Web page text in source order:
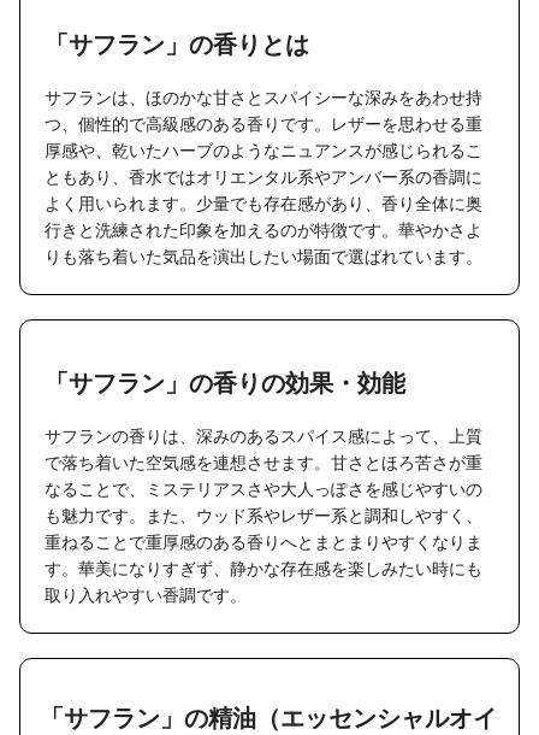
「サフラン」の香りとは
サフランは、ほのかな甘さとスパイシーな深みをあわせ持
つ、個性的で高級感のある香りです。レザーを思わせる重
厚感や、乾いたハーブのようなニュアンスが感じられるこ
ともあり、香水ではオリエンタル系やアンバー系の香調に
よく用いられます。少量でも存在感があり、香り全体に奥
行きと洗練された印象を加えるのが特徴です。華やかさよ
りも落ち着いた気品を演出したい場面で選ばれています。
「サフラン」の香りの効果・効能
サフランの香りは、深みのあるスパイス感によって、上質
で落ち着いた空気感を連想させます。甘さとほろ苦さが重
なることで、ミステリアスさや大人っぽさを感じやすいの
も魅力です。また、ウッド系やレザー系と調和しやすく、
重ねることで重厚感のある香りへとまとまりやすくなりま
す。華美になりすぎず、静かな存在感を楽しみたい時にも
取り入れやすい香調です。
「サフラン」の精油（エッセンシャルオイ